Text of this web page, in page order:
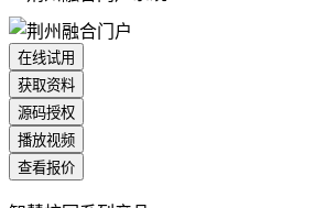
在线试用
获取资料
源码授权
播放视频
查看报价